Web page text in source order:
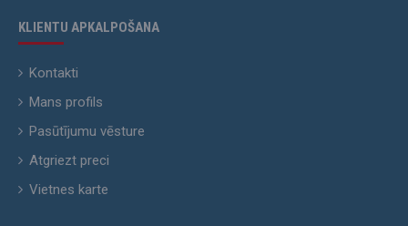
KLIENTU APKALPOŠANA
Kontakti
Mans profils
Pasūtījumu vēsture
Atgriezt preci
Vietnes karte